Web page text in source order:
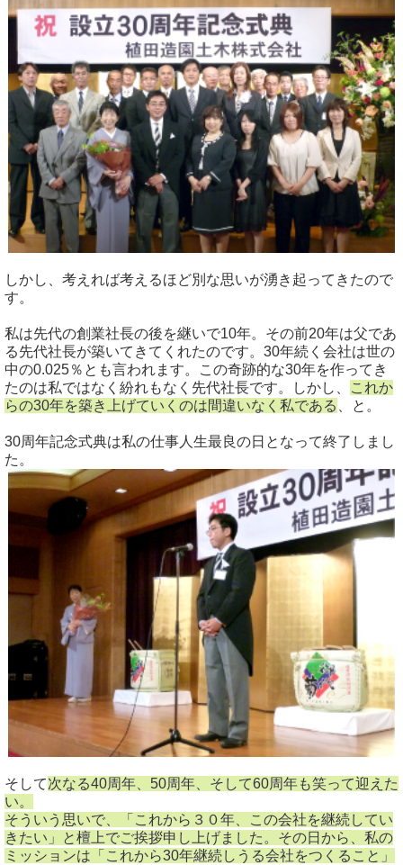
しかし、考えれば考えるほど別な思いが湧き起ってきたので
す。
私は先代の創業社長の後を継いで10年。その前20年は父であ
る先代社長が築いてきてくれたのです。30年続く会社は世の
中の0.025％とも言われます。この奇跡的な30年を作ってき
たのは私ではなく紛れもなく先代社長です。しかし、
これか
らの30年を築き上げていくのは間違いなく私である
、と。
30周年記念式典は私の仕事人生最良の日となって終了しまし
た。
そして次なる40周年、50周年、そして60周年も笑って迎えた
い。
そういう思いで、「これから３０年、この会社を継続してい
きたい」と檀上でご挨拶申し上げました。その日から、私の
ミッションは「これから30年継続しうる会社をつくること」